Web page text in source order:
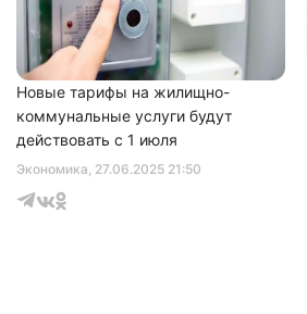
Экономика, 27.06.2025 21:50
Новые тарифы на жилищно-
коммунальные услуги будут
действовать с 1 июля